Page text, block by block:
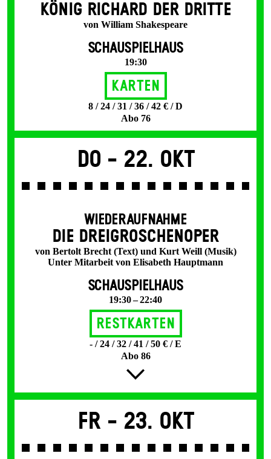
KÖNIG RICHARD DER DRITTE
von William Shakespeare
SCHAUSPIELHAUS
19:30
Karten
8 / 24 / 31 / 36 / 42 € / D
Abo 76
Do - 22. Okt
WIEDERAUFNAHME
DIE DREI­GROSCHEN­OPER
von Bertolt Brecht (Text) und Kurt Weill (Musik)
Unter Mitarbeit von Elisabeth Hauptmann
SCHAUSPIELHAUS
19:30 – 22:40
Restkarten
- / 24 / 32 / 41 / 50 € / E
Abo 86
Fr - 23. Okt